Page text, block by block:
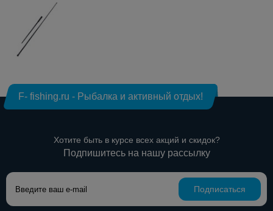
F- fishing.ru - Рыбалка и активный отдых!
Хотите быть в курсе всех акций и скидок?
Подпишитесь на нашу рассылку
Подписаться